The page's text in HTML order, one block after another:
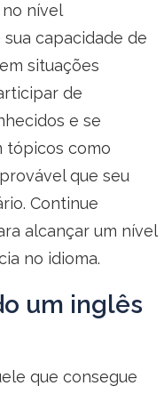
nível
capacidade de
situações
de
e se
tópicos como
que seu
Continue
alcançar um nível
no idioma.
um inglês
que consegue